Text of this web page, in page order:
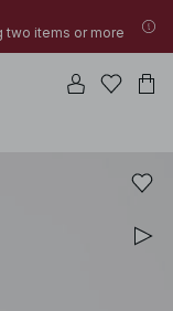
two items or more